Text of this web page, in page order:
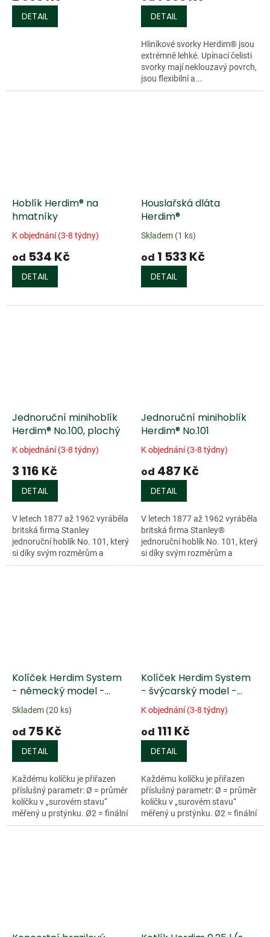
DETAIL DETAIL
Hliníkové svorky Herdim® jsou
extrémně lehké. Upínací čelisti
svorky mají neklouzavý povrch,
jsou flexibilní a...
Hoblík Herdim® na
hmatníky
K objednání (3-8 týdny)
od 534 Kč
DETAIL
Houslařská dláta
Herdim®
Skladem (1 ks)
od 1 533 Kč
DETAIL
Jednoruční minihoblík
Herdim® No.100, plochý
K objednání (3-8 týdny)
3 116 Kč
DETAIL
V letech 1877 až 1962 vyráběla
britská firma Stanley
jednoruční hoblík No. 101, který
si díky svým rozměrům a
praktičnosti...
Jednoruční minihoblík
Herdim® No.101
K objednání (3-8 týdny)
od 487 Kč
DETAIL
V letech 1877 až 1962 vyráběla
britská firma Stanley®
jednoruční hoblík No. 101, který
si díky svým rozměrům a
praktičnosti...
Kolíček Herdim System
- německý model -
eben
Skladem (20 ks)
od 75 Kč
DETAIL
Každému kolíčku je přiřazen
příslušný parametr: Ø = průměr
kolíčku v „surovém stavu“
měřený u prstýnku. Ø2 = finální
průměr opracovaného kolíčku
Kolíček Herdim System
- švýcarský model -
eben
K objednání (3-8 týdny)
od 111 Kč
DETAIL
Každému kolíčku je přiřazen
příslušný parametr: Ø = průměr
kolíčku v „surovém stavu“
měřený u prstýnku. Ø2 = finální
průměr opracovaného kolíčku